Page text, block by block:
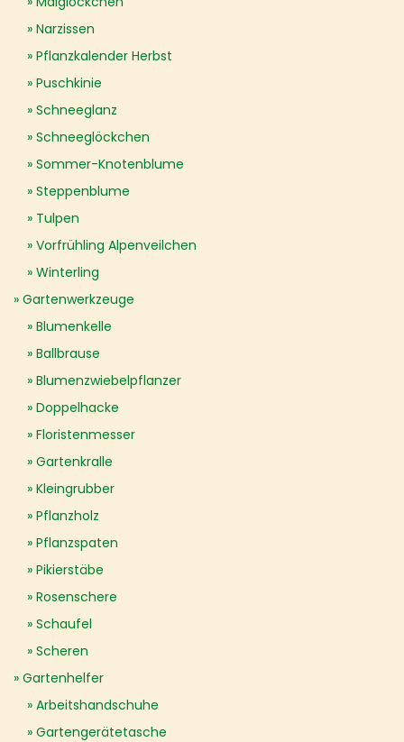
Narzissen
Pflanzkalender Herbst
Puschkinie
Schneeglanz
Schneeglöckchen
Sommer-Knotenblume
Steppenblume
Tulpen
Vorfrühling Alpenveilchen
Winterling
Gartenwerkzeuge
Blumenkelle
Ballbrause
Blumenzwiebelpflanzer
Doppelhacke
Floristenmesser
Gartenkralle
Kleingrubber
Pflanzholz
Pflanzspaten
Pikierstäbe
Rosenschere
Schaufel
Scheren
Gartenhelfer
Arbeitshandschuhe
Gartengerätetasche